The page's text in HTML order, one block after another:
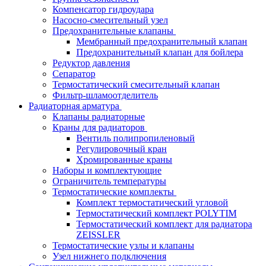
Компенсатор гидроудара
Насосно-смесительный узел
Предохранительные клапаны
Мембранный предохранительный клапан
Предохранительный клапан для бойлера
Редуктор давления
Сепаратор
Термостатический смесительный клапан
Фильтр-шламоотделитель
Радиаторная арматура
Клапаны радиаторные
Краны для радиаторов
Вентиль полипропиленовый
Регулировочный кран
Хромированные краны
Наборы и комплектующие
Ограничитель температуры
Термостатические комплекты
Комплект термостатический угловой
Термостатический комплект POLYTIM
Термостатический комплект для радиатора
ZEISSLER
Термостатические узлы и клапаны
Узел нижнего подключения